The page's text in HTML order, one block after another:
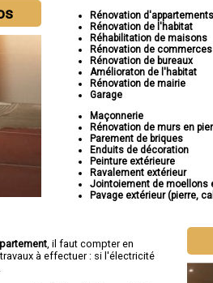
Rénovation d'appartements
Rénovation de l'habitat
Réhabilitation de maisons
Rénovation de commerces
Rénovation de bureaux
Amélioraton de l'habitat
Rénovation de mairie
Garage
Maçonnerie
Rénovation de murs en
Parement de briques
Enduits de décoration
Peinture extérieure
Ravalement extérieur
Jointoiement de moellons
Pavage extérieur (pierre,
, il faut compter en
à effectuer : si l'électricité